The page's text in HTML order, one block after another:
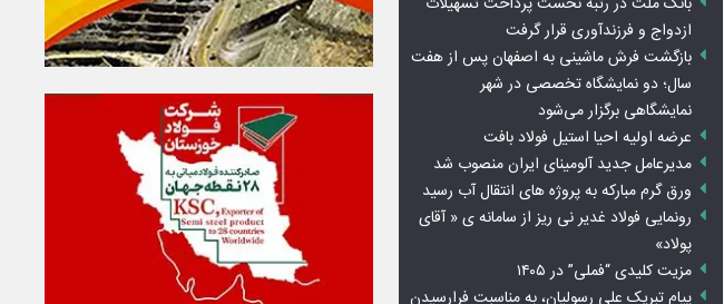
ازدواج و فرزندآوری قرار گرفت
بازگشت فرش ماشینی به اصفهان پس از هفت
سال؛ دو نمایشگاه تخصصی در شهر
نمایشگاهی برگزار می‌شود
عرضه اولیه احیا استیل فولاد بافت
مدیرعامل جدید آلومینای ایران منصوب شد
ورق گرم مبارکه به پروژه های انتقال آب رسید
رونمایی فولاد غدیر نی ریز از سامانه ی « آقای
پولاد»
مزیت کلیدی “فملی” در ۱۴۰۵
پیام تبریک علی رسولیان، به مناسبت فرارسیدن